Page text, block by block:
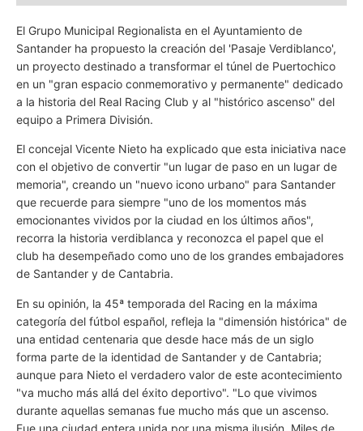
El Grupo Municipal Regionalista en el Ayuntamiento de
Santander ha propuesto la creación del 'Pasaje Verdiblanco',
un proyecto destinado a transformar el túnel de Puertochico
en un "gran espacio conmemorativo y permanente" dedicado
a la historia del Real Racing Club y al "histórico ascenso" del
equipo a Primera División.
El concejal Vicente Nieto ha explicado que esta iniciativa nace
con el objetivo de convertir "un lugar de paso en un lugar de
memoria", creando un "nuevo icono urbano" para Santander
que recuerde para siempre "uno de los momentos más
emocionantes vividos por la ciudad en los últimos años",
recorra la historia verdiblanca y reconozca el papel que el
club ha desempeñado como uno de los grandes embajadores
de Santander y de Cantabria.
En su opinión, la 45ª temporada del Racing en la máxima
categoría del fútbol español, refleja la "dimensión histórica" de
una entidad centenaria que desde hace más de un siglo
forma parte de la identidad de Santander y de Cantabria;
aunque para Nieto el verdadero valor de este acontecimiento
"va mucho más allá del éxito deportivo". "Lo que vivimos
durante aquellas semanas fue mucho más que un ascenso.
Fue una ciudad entera unida por una misma ilusión. Miles de